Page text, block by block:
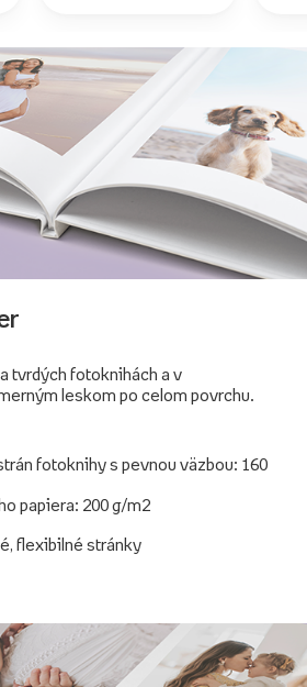
tvrdých fotoknihách a v
leskom po celom povrchu.
fotoknihy s pevnou väzbou: 160
papiera: 200 g/m2
flexibilné stránky